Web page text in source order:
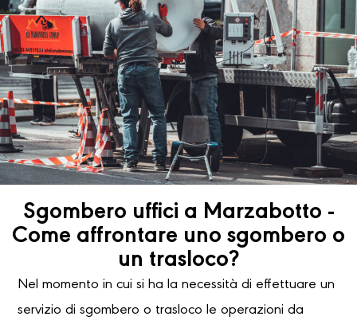
Sgombero uffici a Marzabotto -
Come affrontare uno sgombero o
un trasloco?
Nel momento in cui si ha la necessità di effettuare un
servizio di sgombero o trasloco le operazioni da